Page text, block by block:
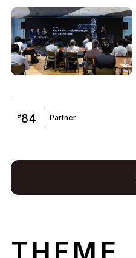
#84 Partner
THEME